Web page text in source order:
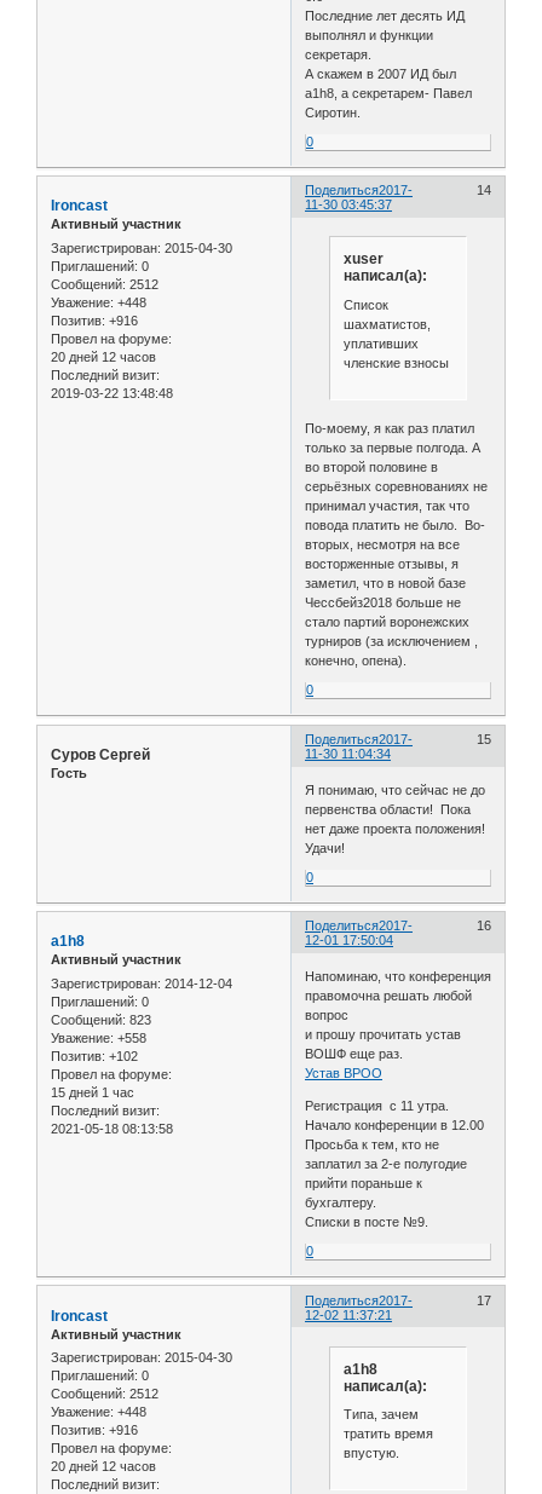
Последние лет десять ИД
выполнял и функции
секретаря.
А скажем в 2007 ИД был
a1h8, а секретарем- Павел
Сиротин.
0
Поделиться 14
2017-
11-30 03:45:37
Ironcast
Активный участник
Зарегистрирован: 2015-04-30
Приглашений: 0
Сообщений: 2512
Уважение: +448
Позитив: +916
Провел на форуме:
20 дней 12 часов
Последний визит:
2019-03-22 13:48:48
xuser
написал(а):
Список
шахматистов,
уплативших
членские взносы
По-моему, я как раз платил
только за первые полгода. А
во второй половине в
серьёзных соревнованиях не
принимал участия, так что
повода платить не было. Во-
вторых, несмотря на все
восторженные отзывы, я
заметил, что в новой базе
Чессбейз2018 больше не
стало партий воронежских
турниров (за исключением ,
конечно, опена).
0
Поделиться 15
2017-
11-30 11:04:34
Суров Сергей
Гость
Я понимаю, что сейчас не до
первенства области! Пока
нет даже проекта положения!
Удачи!
0
Поделиться 16
2017-
12-01 17:50:04
a1h8
Активный участник
Зарегистрирован: 2014-12-04
Приглашений: 0
Сообщений: 823
Уважение: +558
Позитив: +102
Провел на форуме:
15 дней 1 час
Последний визит:
2021-05-18 08:13:58
Напоминаю, что конференция
правомочна решать любой
вопрос
и прошу прочитать устав
ВОШФ еще раз.
Устав ВРОО
Регистрация с 11 утра.
Начало конференции в 12.00
Просьба к тем, кто не
заплатил за 2-е полугодие
прийти пораньше к
бухгалтеру.
Списки в посте №9.
0
Поделиться 17
2017-
12-02 11:37:21
Ironcast
Активный участник
Зарегистрирован: 2015-04-30
Приглашений: 0
Сообщений: 2512
Уважение: +448
Позитив: +916
Провел на форуме:
20 дней 12 часов
Последний визит:
a1h8
написал(а):
Типа, зачем
тратить время
впустую.